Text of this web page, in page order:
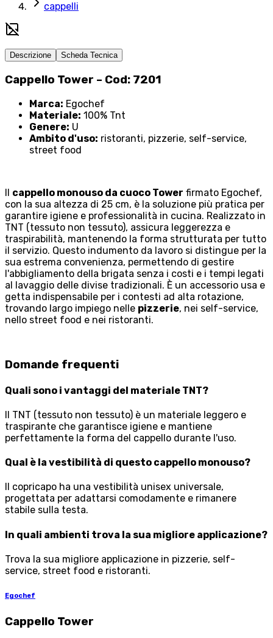
cappelli
Descrizione Scheda Tecnica
Cappello Tower – Cod: 7201
Marca: Egochef
Materiale: 100% Tnt
Genere: U
Ambito d'uso: ristoranti, pizzerie, self-service,
street food
Il cappello monouso da cuoco Tower firmato Egochef,
con la sua altezza di 25 cm, è la soluzione più pratica per
garantire igiene e professionalità in cucina. Realizzato in
TNT (tessuto non tessuto), assicura leggerezza e
traspirabilità, mantenendo la forma strutturata per tutto
il servizio. Questo indumento da lavoro si distingue per la
sua estrema convenienza, permettendo di gestire
l'abbigliamento della brigata senza i costi e i tempi legati
al lavaggio delle divise tradizionali. È un accessorio usa e
getta indispensabile per i contesti ad alta rotazione,
trovando largo impiego nelle pizzerie, nei self-service,
nello street food e nei ristoranti.
Domande frequenti
Quali sono i vantaggi del materiale TNT?
Il TNT (tessuto non tessuto) è un materiale leggero e
traspirante che garantisce igiene e mantiene
perfettamente la forma del cappello durante l'uso.
Qual è la vestibilità di questo cappello monouso?
Il copricapo ha una vestibilità unisex universale,
progettata per adattarsi comodamente e rimanere
stabile sulla testa.
In quali ambienti trova la sua migliore applicazione?
Trova la sua migliore applicazione in pizzerie, self-
service, street food e ristoranti.
Egochef
Cappello Tower